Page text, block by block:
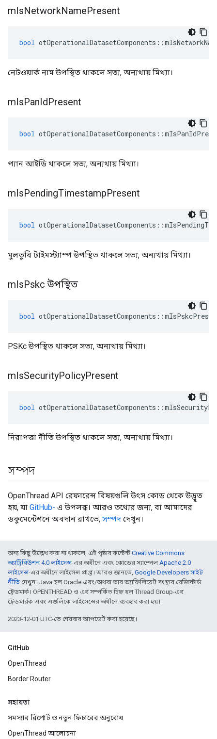
mIsNetworkNamePresent
bool otOperationalDatasetComponents ::
নেটওয়ার্ক নাম উপস্থিত থাকলে সত্য, অন্যথায় মিথ্যা।
mIsPanIdPresent
bool otOperationalDatasetComponents ::
প্যান আইডি থাকলে সত্য, অন্যথায় মিথ্যা।
mIsPendingTimestampPresent
bool otOperationalDatasetComponents ::
মুলতুবি টাইমস্ট্যাম্প উপস্থিত থাকলে সত্য, অন্যথায় মিথ্যা।
mIsPskc উপস্থিত
bool otOperationalDatasetComponents ::
PSKc উপস্থিত থাকলে সত্য, অন্যথায় মিথ্যা।
mIsSecurityPolicyPresent
bool otOperationalDatasetComponents ::
নিরাপত্তা নীতি উপস্থিত থাকলে সত্য, অন্যথায় মিথ্যা।
সম্পদ
OpenThread API রেফারেন্স বিষয়গুলি উৎস কোড থেকে উদ্ভূত
হয়, যা GitHub- এ উপলব্ধ। আরও তথ্যের জন্য, বা আমাদের
ডকুমেন্টেশনে অবদান রাখতে, সম্পদ দেখুন।
অন্য কিছু উল্লেখ করা না থাকলে, এই পৃষ্ঠার কন্টেন্ট Creative Commons
অ্যাট্রিবিউশন 4.0 লাইসেন্স-এর অধীনে এবং কোডের স্যাম্পেলApache 2.0
লাইসেন্স-এর অধীনে লাইসেন্স প্রাপ্ত। আরও জানতে, Google Developers সাইট
নীতি দেখুন। Java হল Oracle এবং/অথবা তার অ্যাফিলিয়েট সংস্থার রেজিস্টার্ড
ট্রেডমার্ক। OPENTHREAD ও এর সম্পর্কিত চিহ্ন হল Thread Group-এর
ট্রেডমার্রক এবং এগুলিকে লাইসেন্সের অধীনে ব্যবহার করা হয়।
2023-12-01 UTC-তে শেষবার আপডেট করা হয়েছে।
GitHub
OpenThread
Border Router
সহায়তা
সমস্যার রিপোর্ট ও নতুন ফিচারের অনুরোধ
OpenThread আলোচনা